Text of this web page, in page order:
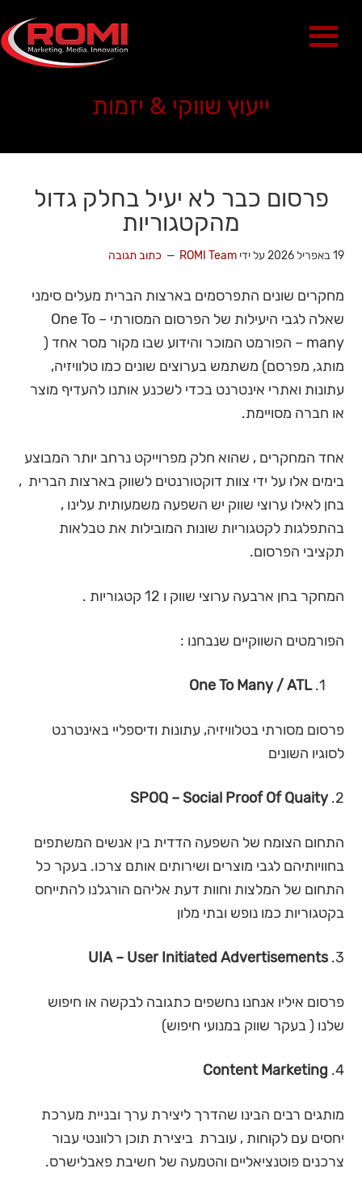
ייעוץ שווקי & יזמות
פרסום כבר לא יעיל בחלק גדול
מהקטגוריות
19 באפריל 2026 על ידיROMI Team כתוב תגובה
מחקרים שונים התפרסמים בארצות הברית מעלים סימני
שאלה לגבי היעילות של הפרסום המסורתי – One To
many – הפורמט המוכר והידוע שבו מקור מסר אחד (
מותג, מפרסם) משתמש בערוצים שונים כמו טלוויזיה,
עתונות ואתרי אינטרנט בכדי לשכנע אותנו להעדיף מוצר
או חברה מסויימת.
אחד המחקרים , שהוא חלק מפרוייקט נרחב יותר המבוצע
בימים אלו על ידי צוות דוקטורנטים לשווק בארצות הברית ,
בחן לאילו ערוצי שווק יש השפעה משמעותית עלינו ,
בהתפלגות לקטגוריות שונות המובילות את טבלאות
תקציבי הפרסום.
המחקר בחן ארבעה ערוצי שווק ו 12 קטגוריות .
הפורמטים השווקיים שנבחנו :
One To Many / ATL
פרסום מסורתי בטלוויזיה, עתונות ודיספליי באינטרנט
לסוגיו השונים
2.
SPOQ – Social Proof Of Quaity
התחום הצומח של השפעה הדדית בין אנשים המשתפים
בחוויותיהם לגבי מוצרים ושירותים אותם צרכו. בעקר כל
התחום של המלצות וחוות דעת אליהם הורגלנו להתייחס
בקטגוריות כמו נופש ובתי מלון
3.
UIA – User Initiated Advertisements
פרסום איליו אנחנו נחשפים כתגובה לבקשה או חיפוש
שלנו ( בעקר שווק במנועי חיפוש)
4.
Content Marketing
מותגים רבים הבינו שהדרך ליצירת ערך ובניית מערכת
יחסים עם לקוחות , עוברת ביצירת תוכן רלוונטי עבור
צרכנים פוטנציאליים והטמעה של חשיבת פאבלישרס.